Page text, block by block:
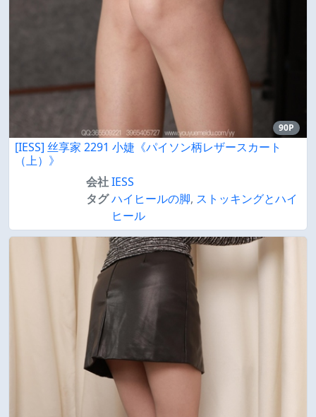
90P
[IESS] 丝享家 2291 小婕《パイソン柄レザースカート
（上）》
会社IESS
タグハイヒールの脚, ストッキングとハイ
ヒール